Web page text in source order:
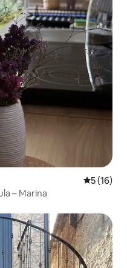
5 (16)
– Marina